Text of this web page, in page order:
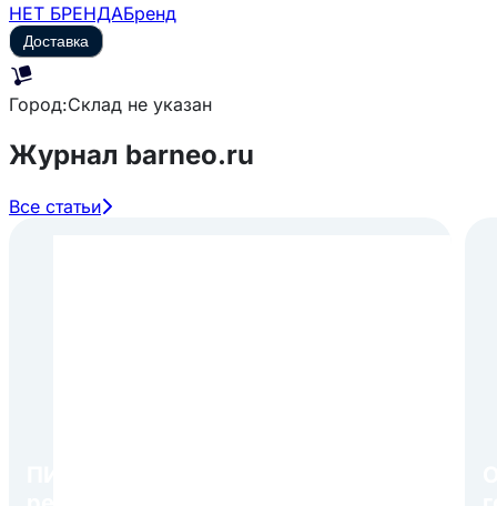
НЕТ БРЕНДАБренд
Доставка
Город:Склад не указан
Журнал barneo.ru
Все статьи